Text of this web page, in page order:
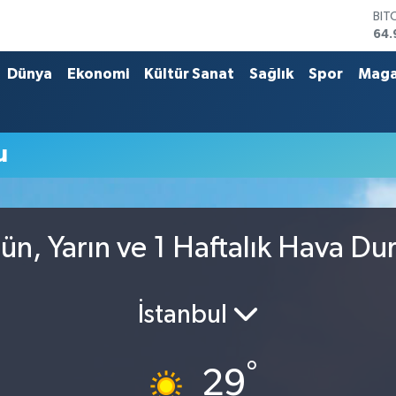
Dünya Ekonomi Kültür Sanat Sağlık Spor
Yarın ve 1 Haftalık Hava
İstanbul
29°